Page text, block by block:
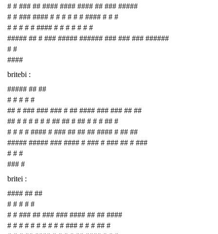
# # ### ## #### #### #### ## ### #####
# # ### #### # # # # # # #### # # #
# # # # # #### # # # # # # #
##### ## # ### ##### ###### ### ### ### ######
# #
####
britebi :
##### ## ##
# # # # #
## # ### ### ### # ## #### ### ### ## ##
## # # # # # # ## ## # ## # # # ## #
# # # # #### # ### ## ## ## #### # ## ##
##### ##### ### #### # ### # ### ## # ###
# # #
### #
britei :
#### ## ##
# # # # #
# # ### ## ### ### #### ## ## ####
# # # # # # # # # # ### # # # ## #